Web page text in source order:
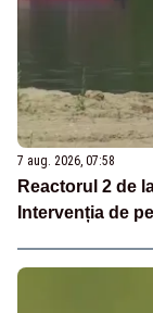
7 aug. 2026, 07:58
Reactorul 2 de
Intervenția de